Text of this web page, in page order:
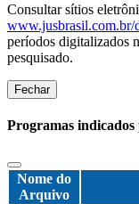
Consultar sítios
www.jusbrasil.com.br/
períodos digitalizados
pesquisado.
Fechar
Programas
Nome do
Arquivo